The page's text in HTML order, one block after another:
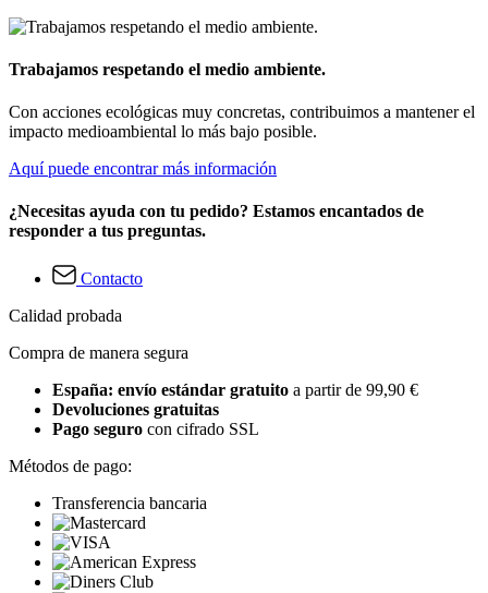
Trabajamos respetando el medio ambiente.
Con acciones ecológicas muy concretas, contribuimos a mantener el
impacto medioambiental lo más bajo posible.
Aquí puede encontrar más información
¿Necesitas ayuda con tu pedido? Estamos encantados de
responder a tus preguntas.
Contacto
Calidad probada
Compra de manera segura
España: envío estándar gratuito a partir de 99,90 €
Devoluciones gratuitas
Pago seguro con cifrado SSL
Métodos de pago:
Transferencia bancaria